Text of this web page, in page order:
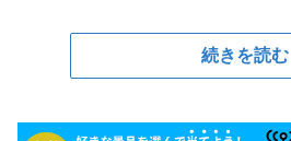
続きを読む